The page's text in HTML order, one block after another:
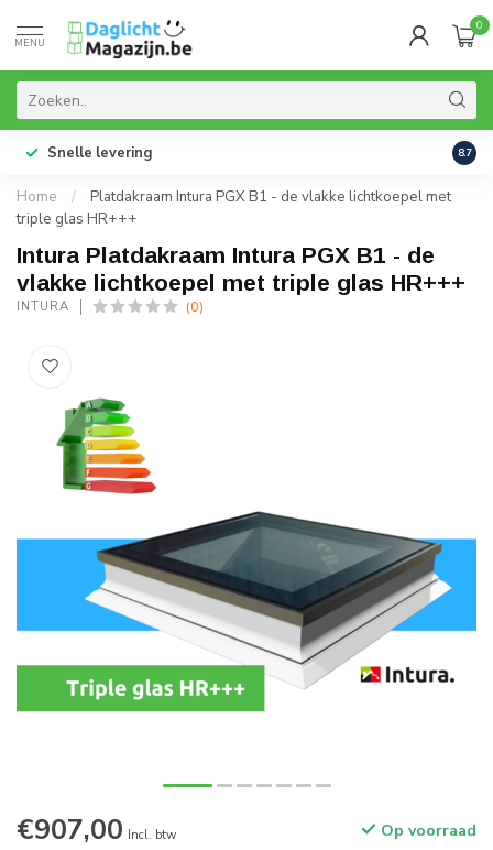
MENU
0
Snelle levering 99%
8.7
Home /
Platdakraam Intura PGX B1 - de vlakke lichtkoepel met
triple glas HR+++
Intura Platdakraam Intura PGX B1 - de
vlakke lichtkoepel met triple glas HR+++
INTURA (0)
€907,00 Incl. btw Op voorraad